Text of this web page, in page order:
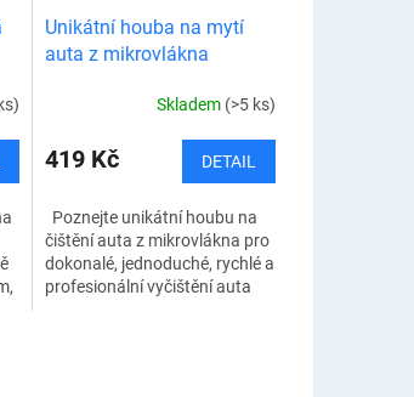
Unikátní houba na mytí
auta z mikrovlákna
Skladem (>5 ks)
419 Kč DETAIL
Poznejte unikátní houbu na
čištění auta z mikrovlákna pro
dokonalé, jednoduché, rychlé a
profesionální vyčištění auta